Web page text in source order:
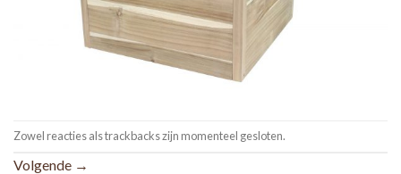
Zowel reacties als trackbacks zijn momenteel gesloten.
Volgende →